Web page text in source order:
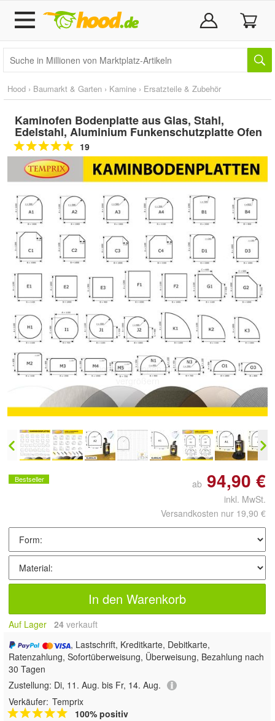
Hood › Baumarkt & Garten › Kamine › Ersatzteile & Zubehör
Kaminofen Bodenplatte aus Glas, Stahl,
Edelstahl, Aluminium Funkenschutzplatte Ofen
19
Doppelt antippen zum
vergrößern
Bestseller ab 94,90 €
inkl. MwSt.
Versandkosten nur 19,90 €
In den Warenkorb
Auf Lager 24 verkauft
, Lastschrift, Kreditkarte, Debitkarte,
Ratenzahlung, Sofortüberweisung, Überweisung, Bezahlung nach
30 Tagen
Zustellung: Di, 11. Aug. bis Fr, 14. Aug.
Verkäufer: Temprix
100% positiv